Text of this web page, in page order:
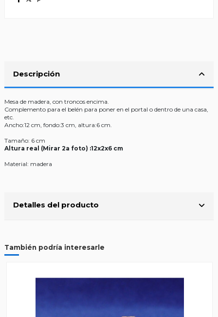
Descripción
Mesa de madera, con troncos encima.
Complemento para el belén para poner en el portal o dentro de una casa,
etc.
Ancho:12 cm, fondo:3 cm, altura:6 cm.
Tamaño: 6 cm
Altura real (Mirar 2a foto) :12x2x6 cm
Material: madera
Detalles del producto
También podría interesarle